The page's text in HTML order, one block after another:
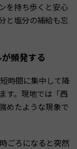
を持ち歩くと安心
と塩分の補給も忘
頻発する
時間に集中して降
す。現地では「西
めたような現象で
ごろになると突然